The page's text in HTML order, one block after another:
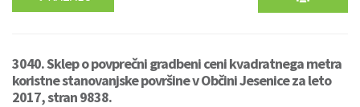
3040. Sklep o povprečni gradbeni ceni kvadratnega metra
koristne stanovanjske površine v Občini Jesenice za leto
2017, stran 9838.